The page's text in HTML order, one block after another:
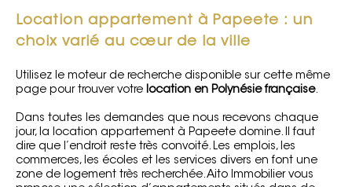
Location appartement à Papeete : un
choix varié au cœur de la ville
Utilisez le moteur de recherche disponible sur cette même
page pour trouver votre location en Polynésie française.
Dans toutes les demandes que nous recevons chaque
jour, la location appartement à Papeete domine. Il faut
dire que l’endroit reste très convoité. Les emplois, les
commerces, les écoles et les services divers en font une
zone de logement très recherchée. Aito Immobilier vous